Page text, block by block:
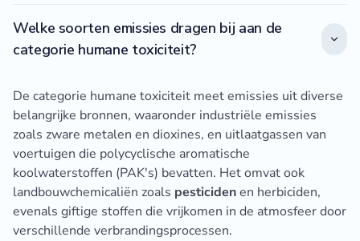
Welke soorten emissies dragen bij aan de
categorie humane toxiciteit?
De categorie humane toxiciteit meet emissies uit diverse
belangrijke bronnen, waaronder industriële emissies
zoals zware metalen en dioxines, en uitlaatgassen van
voertuigen die polycyclische aromatische
koolwaterstoffen (PAK's) bevatten. Het omvat ook
landbouwchemicaliën zoals pesticidenen herbiciden,
evenals giftige stoffen die vrijkomen in de atmosfeer door
verschillende verbrandingsprocessen.